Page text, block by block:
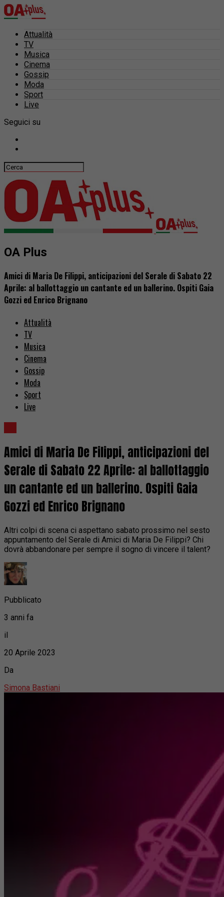
Attualità
TV
Musica
Cinema
Gossip
Moda
Sport
Live
Seguici su
OA Plus
Amici di Maria De Filippi, anticipazioni del Serale di Sabato 22
Aprile: al ballottaggio un cantante ed un ballerino. Ospiti Gaia
Gozzi ed Enrico Brignano
Attualità
TV
Musica
Cinema
Gossip
Moda
Sport
Live
Amici di Maria De Filippi, anticipazioni del
Serale di Sabato 22 Aprile: al ballottaggio
un cantante ed un ballerino. Ospiti Gaia
Gozzi ed Enrico Brignano
Altri colpi di scena ci aspettano sabato prossimo nel sesto
appuntamento del Serale di Amici di Maria De Filippi? Chi
dovrà abbandonare per sempre il sogno di vincere il talent?
Pubblicato
3 anni fa
il
20 Aprile 2023
Da
Simona Bastiani